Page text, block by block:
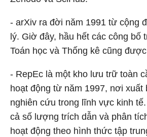
- arXiv ra đời năm 1991 từ cộng
lý. Giờ đây, hầu hết các công bố
Toán học và Thống kê cũng
- RepEc là một kho lưu trữ toàn
hoạt động từ năm 1997, nơi xuất
nghiên cứu trong lĩnh vực kinh
cả số lượng trích dẫn và phân
hoạt động theo hình thức tập